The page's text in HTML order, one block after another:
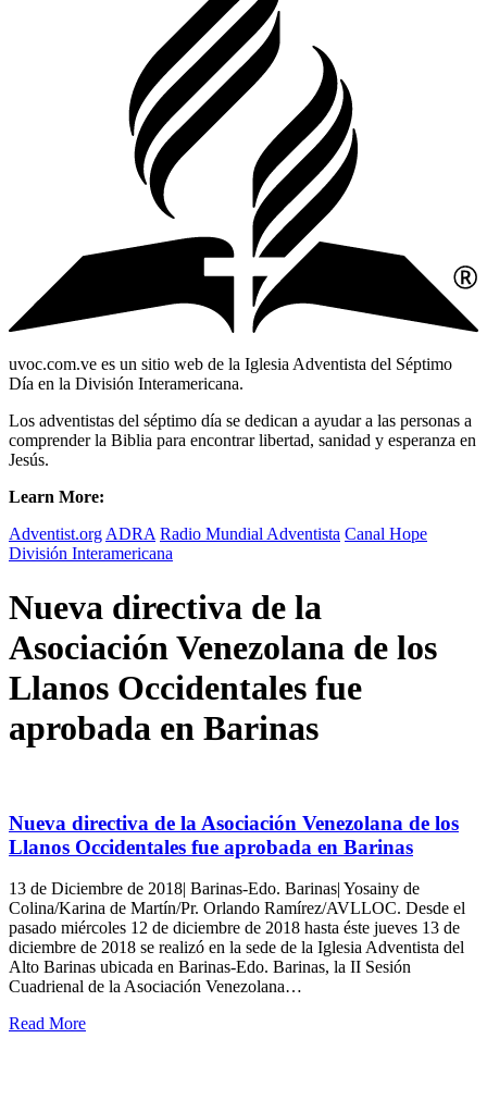
uvoc.com.ve es un sitio web de la Iglesia Adventista del Séptimo
Día en la División Interamericana.
Los adventistas del séptimo día se dedican a ayudar a las personas a
comprender la Biblia para encontrar libertad, sanidad y esperanza en
Jesús.
Learn More:
Adventist.org ADRA Radio Mundial Adventista Canal Hope
División Interamericana
Nueva directiva de la
Asociación Venezolana de los
Llanos Occidentales fue
aprobada en Barinas
Nueva directiva de la Asociación Venezolana de los
Llanos Occidentales fue aprobada en Barinas
13 de Diciembre de 2018| Barinas-Edo. Barinas| Yosainy de
Colina/Karina de Martín/Pr. Orlando Ramírez/AVLLOC. Desde el
pasado miércoles 12 de diciembre de 2018 hasta éste jueves 13 de
diciembre de 2018 se realizó en la sede de la Iglesia Adventista del
Alto Barinas ubicada en Barinas-Edo. Barinas, la II Sesión
Cuadrienal de la Asociación Venezolana…
Read More